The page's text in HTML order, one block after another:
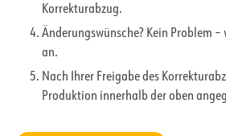
Korrekturabzug.
Änderungswünsche? Kein Problem –
an.
Nach Ihrer Freigabe des
Produktion innerhalb der oben